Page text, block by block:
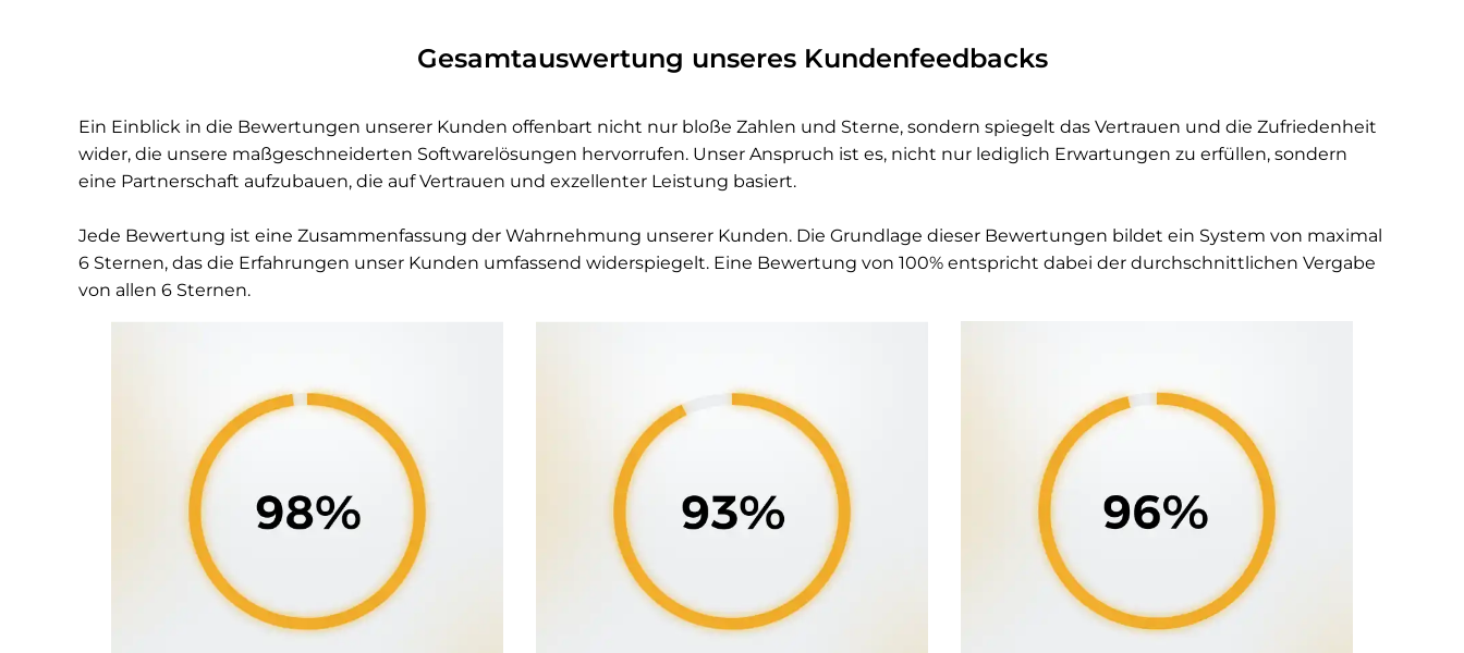
Gesamtauswertung unseres Kundenfeedbacks
Ein Einblick in die Bewertungen unserer Kunden offenbart nicht nur bloße Zahlen und Sterne, sondern spiegelt das Vertrauen und die Zufriedenheit
wider, die unsere maßgeschneiderten Softwarelösungen hervorrufen. Unser Anspruch ist es, nicht nur lediglich Erwartungen zu erfüllen, sondern
eine Partnerschaft aufzubauen, die auf Vertrauen und exzellenter Leistung basiert.
Jede Bewertung ist eine Zusammenfassung der Wahrnehmung unserer Kunden. Die Grundlage dieser Bewertungen bildet ein System von maximal
6 Sternen, das die Erfahrungen unser Kunden umfassend widerspiegelt. Eine Bewertung von 100% entspricht dabei der durchschnittlichen Vergabe
von allen 6 Sternen.